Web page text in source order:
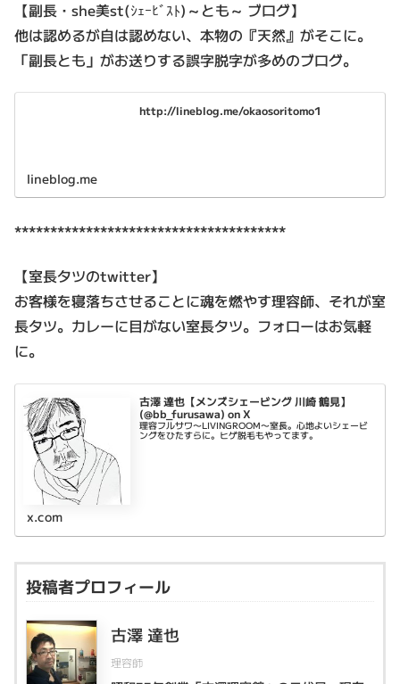
【副長・she美st(ｼｪｰﾋﾞｽﾄ)～とも～ ブログ】
他は認めるが自は認めない、本物の『天然』がそこに。
「副長とも」がお送りする誤字脱字が多めのブログ。
http://lineblog.me/okaosoritomo1
lineblog.me
**************************************
【室長タツのtwitter】
お客様を寝落ちさせることに魂を燃やす理容師、それが室
長タツ。カレーに目がない室長タツ。フォローはお気軽
に。
古澤 達也【メンズシェービング 川崎 鶴見】
(@bb_furusawa) on X
理容フルサワ〜LIVINGROOM〜室長。心地よいシェービ
ングをひたすらに。ヒゲ脱毛もやってます。
x.com
投稿者プロフィール
古澤 達也
理容師